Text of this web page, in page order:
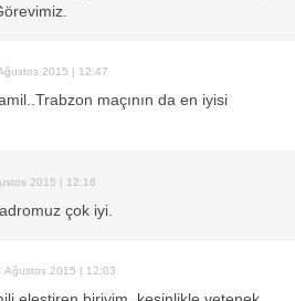
2015 | 12:47
maçının da en iyisi
2015 | 12:16
çok iyi.
Ağustos 2015 | 12:03